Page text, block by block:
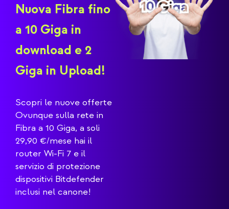
Nuova Fibra fino
a 10 Giga in
download e 2
Giga in Upload!
Scopri le nuove offerte
Ovunque sulla rete in
Fibra a 10 Giga, a soli
29,90 €/mese hai il
router Wi-Fi 7 e il
servizio di protezione
dispositivi Bitdefender
inclusi nel canone!